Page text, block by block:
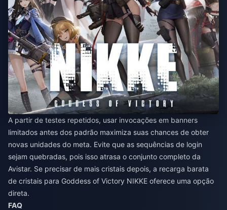
A partir de testes repetidos, usar invocações em banners
limitados antes dos padrão maximiza suas chances de obter
novas unidades do meta. Evite que as sequências de login
sejam quebradas, pois isso atrasa o conjunto completo da
Avistar. Se precisar de mais cristais depois, a recarga barata
de cristais para Goddess of Victory NIKKE oferece uma opção
direta.
FAQ